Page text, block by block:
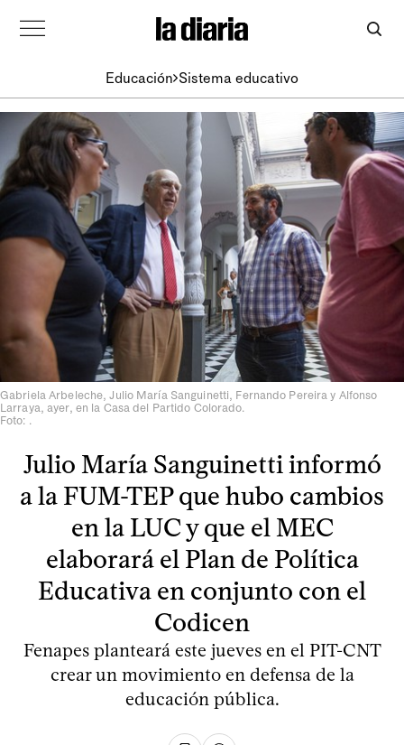
Educación Sistema educativo
Gabriela Arbeleche, Julio María Sanguinetti, Fernando Pereira y Alfonso
Larraya, ayer, en la Casa del Partido Colorado.
Foto: .
Julio María Sanguinetti informó
a la FUM-TEP que hubo cambios
en la LUC y que el MEC
elaborará el Plan de Política
Educativa en conjunto con el
Codicen
Fenapes planteará este jueves en el PIT-CNT
crear un movimiento en defensa de la
educación pública.